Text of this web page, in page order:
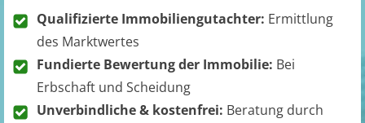
Qualifizierte Immobiliengutachter: Ermittlung
des Marktwertes
Fundierte Bewertung der Immobilie: Bei
Erbschaft und Scheidung
Unverbindliche & kostenfrei: Beratung durch